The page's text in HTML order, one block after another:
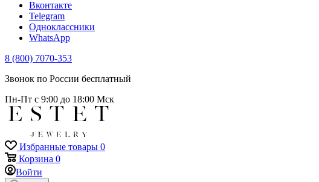
Вконтакте
Telegram
Одноклассники
WhatsApp
8 (800) 7070-353
Звонок по России бесплатный
Пн-Пт с 9:00 до 18:00 Мск
Избранные товары 0
Корзина 0
Войти